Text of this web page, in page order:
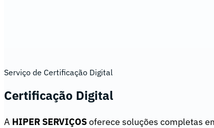
Serviço de Certificação Digital
Certificação Digital
A HIPER SERVIÇOSoferece soluções completas